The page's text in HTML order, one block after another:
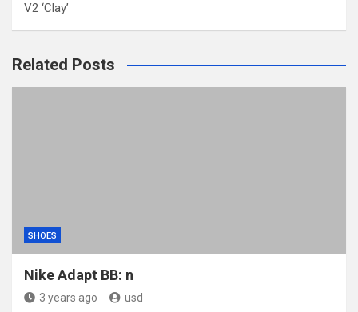
V2 ‘Clay’
Related Posts
SHOES
Nike Adapt BB: n
3 years ago usd